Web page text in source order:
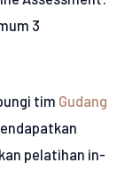
3
tim Gudang
pelatihan in-